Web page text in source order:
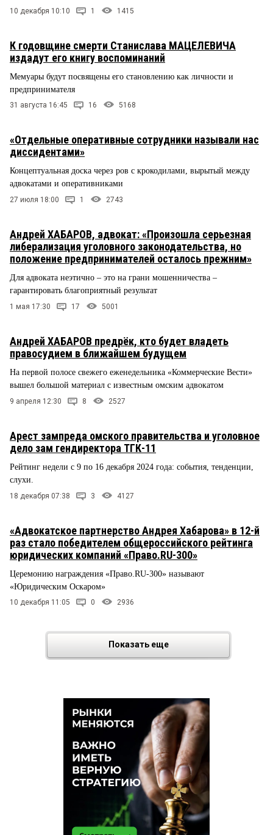
10 декабря 10:10 1 1415
К годовщине смерти Станислава МАЦЕЛЕВИЧА
издадут его книгу воспоминаний
Мемуары будут посвящены его становлению как личности и
предпринимателя
31 августа 16:45 16 5168
«Отдельные оперативные сотрудники называли нас
диссидентами»
Концептуальная доска через ров с крокодилами, вырытый между
адвокатами и оперативниками
27 июля 18:00 1 2743
Андрей ХАБАРОВ, адвокат: «Произошла серьезная
либерализация уголовного законодательства, но
положение предпринимателей осталось прежним»
Для адвоката неэтично – это на грани мошенничества –
гарантировать благоприятный результат
1 мая 17:30 17 5001
Андрей ХАБАРОВ предрёк, кто будет владеть
правосудием в ближайшем будущем
На первой полосе свежего еженедельника «Коммерческие Вести»
вышел большой материал с известным омским адвокатом
9 апреля 12:30 8 2527
Арест зампреда омского правительства и уголовное
дело зам гендиректора ТГК-11
Рейтинг недели с 9 по 16 декабря 2024 года: события, тенденции,
слухи.
18 декабря 07:38 3 4127
«Адвокатское партнерство Андрея Хабарова» в 12-й
раз стало победителем общероссийского рейтинга
юридических компаний «Право.RU-300»
Церемонию награждения «Право.RU-300» называют
«Юридическим Оскаром»
10 декабря 11:05 0 2936
Показать еще